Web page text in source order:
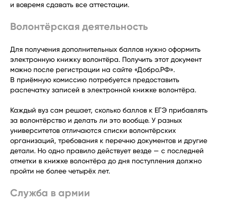
и вовремя сдавать все аттестации.
Волонтёрская деятельность
Для получения дополнительных баллов нужно оформить
электронную книжку волонтёра. Получить этот документ
можно после регистрации на сайте «Добро.РФ».
В приёмную комиссию потребуется предоставить
распечатку записей в электронной книжке волонтёра.
Каждый вуз сам решает, сколько баллов к ЕГЭ прибавлять
за волонтёрство и делать ли это вообще. У разных
университетов отличаются списки волонтёрских
организаций, требования к перечню документов и другие
детали. Но одно правило действует везде — с последней
отметки в книжке волонтёра до дня поступления должно
пройти не более четырёх лет.
Служба в армии